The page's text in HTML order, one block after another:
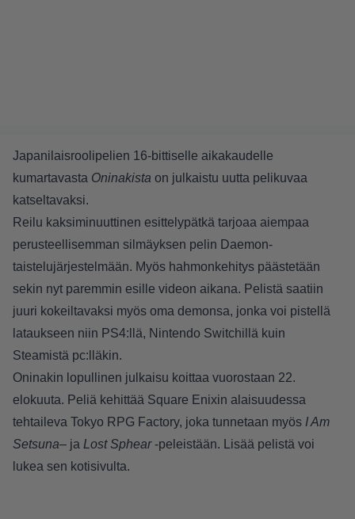
Japanilaisroolipelien 16-bittiselle aikakaudelle
kumartavasta Oninakista on julkaistu uutta pelikuvaa
katseltavaksi.
Reilu kaksiminuuttinen esittelypätkä tarjoaa aiempaa
perusteellisemman silmäyksen pelin Daemon-
taistelujärjestelmään. Myös hahmonkehitys päästetään
sekin nyt paremmin esille videon aikana. Pelistä saatiin
juuri kokeiltavaksi myös oma demonsa, jonka voi pistellä
lataukseen niin PS4:llä, Nintendo Switchillä kuin
Steamistä pc:lläkin.
Oninakin lopullinen julkaisu koittaa vuorostaan 22.
elokuuta. Peliä kehittää Square Enixin alaisuudessa
tehtaileva Tokyo RPG Factory, joka tunnetaan myös I Am
Setsuna– ja Lost Sphear-peleistään. Lisää pelistä voi
lukea sen kotisivulta.